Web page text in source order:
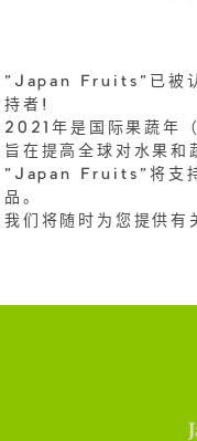
"Japan Fruits"已被认
持者!
2021年是国际果蔬年
旨在提高全球对水果和
"Japan Fruits"将支持
品。
我们将随时为您提供